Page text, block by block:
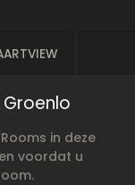
in deze
voordat u